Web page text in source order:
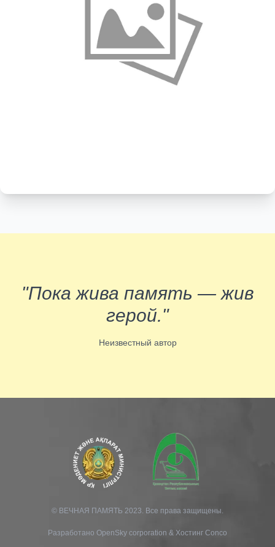
"Пока жива память — жив
герой."
Неизвестный автор
© ВЕЧНАЯ ПАМЯТЬ 2023. Все права защищены.
Разработано OpenSky corporation & Хостинг Conco